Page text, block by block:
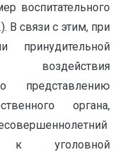
воспитательного
В связи с этим, при
принудительной
воздействия
представлению
органа,
к уголовной